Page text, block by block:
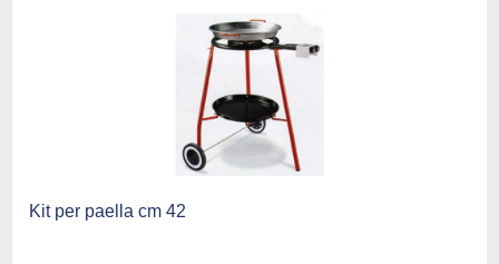
Kit per paella cm 42